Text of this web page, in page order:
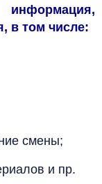
в том числе:
смены;
и пр.